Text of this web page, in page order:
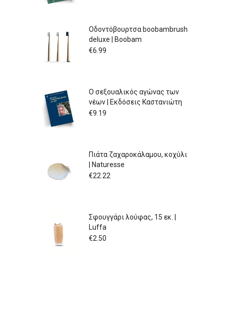
Οδοντόβουρτσα boobambrush
deluxe | Boobam
€6.99
Ο σεξουαλικός αγώνας των
νέων | Εκδόσεις Καστανιώτη
€9.19
Πιάτα ζαχαροκάλαμου, κοχύλι
| Naturesse
€22.22
Σφουγγάρι λούφας, 15 εκ. |
Luffa
€2.50